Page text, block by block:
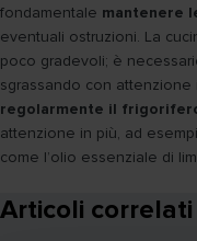
fondamentale mantenere
eventuali ostruzioni. La
poco gradevoli; è
sgrassando con
regolarmente il
attenzione in più, ad
come l’olio essenziale di
Articoli correlati